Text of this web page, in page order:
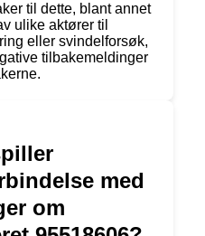
til dette, blant annet
ulike aktører til
eller svindelforsøk,
tilbakemeldinger
med
om